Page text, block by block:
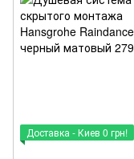
Доставка - Киев 0 грн!